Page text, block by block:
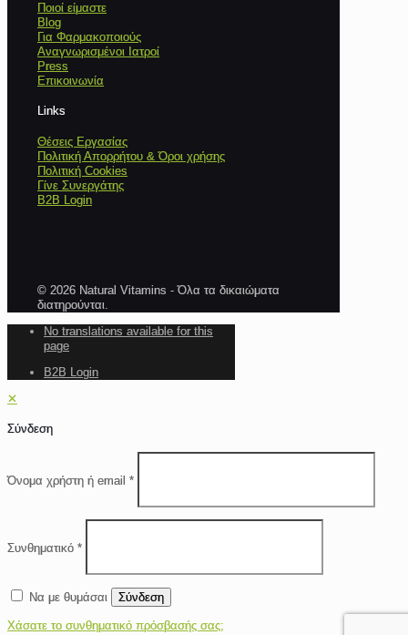
Ποιοί είμαστε
Blog
Για Φαρμακοποιούς
Αναγνωρισμένοι Ιατροί
Press
Επικοινωνία
Links
Θέσεις Εργασίας
Πολιτική Απορρήτου & Όροι χρήσης
Πολιτική Cookies
Γίνε Συνεργάτης
B2B Login
© 2026 Natural Vitamins - Όλα τα δικαιώματα
διατηρούνται.
No translations available for this
page
B2B Login
✕
Σύνδεση
Όνομα χρήστη ή email *
Συνθηματικό *
Να με θυμάσαι Σύνδεση
Χάσατε το συνθηματικό πρόσβασής σας;